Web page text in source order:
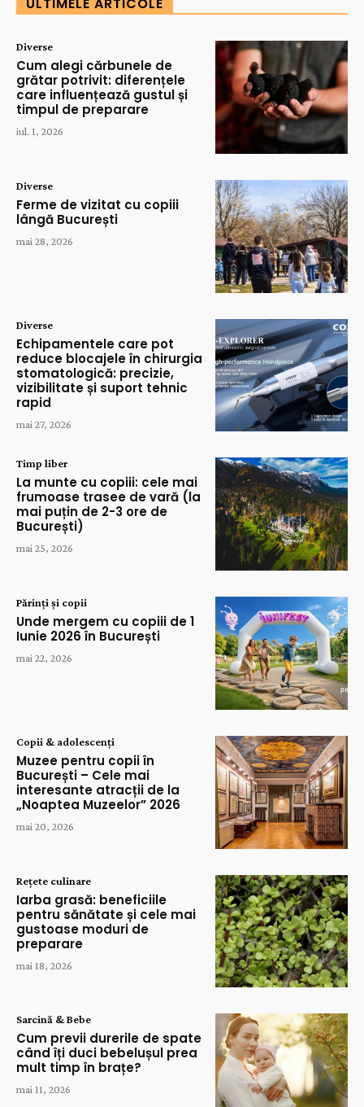
ULTIMELE ARTICOLE
Diverse
Cum alegi cărbunele de
grătar potrivit: diferențele
care influențează gustul și
timpul de preparare
iul. 1, 2026
Diverse
Ferme de vizitat cu copiii
lângă București
mai 28, 2026
Diverse
Echipamentele care pot
reduce blocajele în chirurgia
stomatologică: precizie,
vizibilitate și suport tehnic
rapid
mai 27, 2026
Timp liber
La munte cu copiii: cele mai
frumoase trasee de vară (la
mai puțin de 2-3 ore de
București)
mai 25, 2026
Părinți și copii
Unde mergem cu copiii de 1
Iunie 2026 în București
mai 22, 2026
Copii & adolescenți
Muzee pentru copii în
București – Cele mai
interesante atracții de la
„Noaptea Muzeelor” 2026
mai 20, 2026
Rețete culinare
Iarba grasă: beneficiile
pentru sănătate și cele mai
gustoase moduri de
preparare
mai 18, 2026
Sarcină & Bebe
Cum previi durerile de spate
când îți duci bebelușul prea
mult timp în brațe?
mai 11, 2026